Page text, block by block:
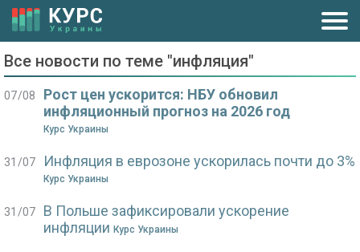
Все новости по теме "инфляция"
07/08
Рост цен ускорится: НБУ обновил
инфляционный прогноз на 2026 год
Курс Украины
31/07 Инфляция в еврозоне ускорилась почти до 3%
Курс Украины
31/07
В Польше зафиксировали ускорение
инфляции Курс Украины